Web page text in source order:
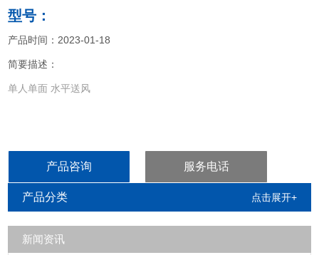
型号：
产品时间：2023-01-18
简要描述：
单人单面 水平送风
产品咨询 服务电话
产品分类 点击展开+
新闻资讯